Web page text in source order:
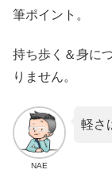
筆ポイント。
持ち歩く＆身に
りません。
NAE
軽さ